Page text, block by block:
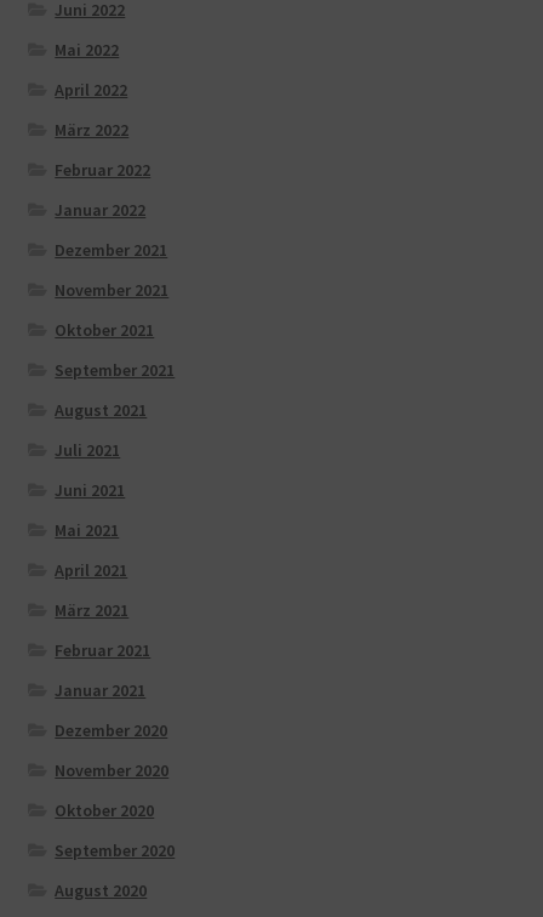
Juni 2022
Mai 2022
April 2022
März 2022
Februar 2022
Januar 2022
Dezember 2021
November 2021
Oktober 2021
September 2021
August 2021
Juli 2021
Juni 2021
Mai 2021
April 2021
März 2021
Februar 2021
Januar 2021
Dezember 2020
November 2020
Oktober 2020
September 2020
August 2020